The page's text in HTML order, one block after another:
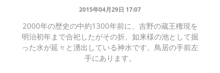
2015年04月29日 17:07
2000年の歴史の中約1300年前に、吉野の蔵王権現を
明治初年まで合祀したがその折、如来様の池として掘
った水が延々と湧出している神水です。鳥居の手前左
手にあります。